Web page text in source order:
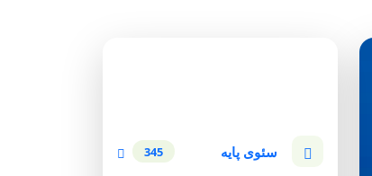
سئوی پایه 345